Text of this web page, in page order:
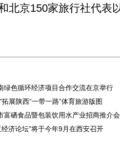
北京150家旅行社代表
绿色循环经济项目合作交流在京举行
拓展陕西“一带一路”体育旅游版图
富硒食品暨包装饮用水产业招商推介
济论坛”将于今年9月在西安召开